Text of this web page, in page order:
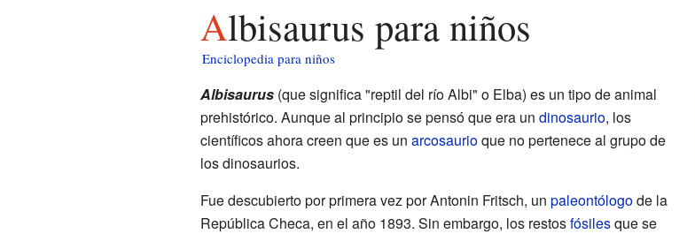
Albisaurus para niños
Enciclopedia para niños
Albisaurus(que significa "reptil del río Albi" o Elba) es un tipo de animal
prehistórico. Aunque al principio se pensó que era un dinosaurio, los
científicos ahora creen que es un arcosaurioque no pertenece al grupo de
los dinosaurios.
Fue descubierto por primera vez por Antonin Fritsch, un paleontólogode la
República Checa, en el año 1893. Sin embargo, los restosfósilesque se